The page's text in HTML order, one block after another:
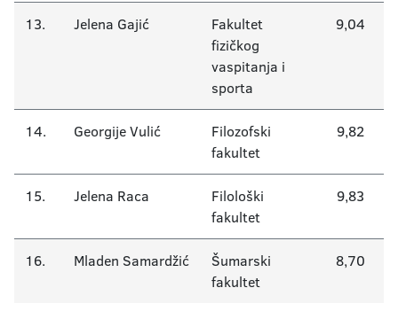
13. Jelena Gajić
Fakultet
fizičkog
vaspitanja i
sporta
9,04
14. Georgije Vulić
Filozofski
fakultet
9,82
15. Jelena Raca
Filološki
fakultet
9,83
16. Mladen Samardžić
Šumarski
fakultet
8,70